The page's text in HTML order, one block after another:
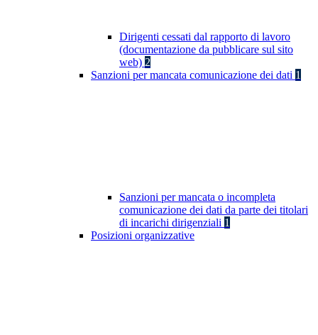
Dirigenti cessati dal rapporto di lavoro
(documentazione da pubblicare sul sito
web) 2
Sanzioni per mancata comunicazione dei dati 1
Sanzioni per mancata o incompleta
comunicazione dei dati da parte dei titolari
di incarichi dirigenziali 1
Posizioni organizzative